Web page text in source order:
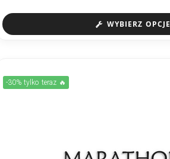
WYBIERZ OPCJE
-30% tylko teraz 🔥